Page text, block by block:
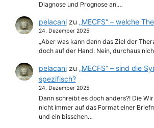
Diagnose und Prognose an.…
pelacanizu „MECFS“ – welche
24. Dezember 2025
„Aber was kann dann das Ziel der
doch auf der Hand. Nein, durchaus
pelacanizu „MECFS“ – sind die
spezifisch?
24. Dezember 2025
Dann schreibt es doch anders?! Die
nicht immer auf das Format einer
und ein bisschen…